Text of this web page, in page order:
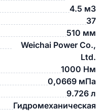
4.5 м3
37
510 мм
Weichai Power Co.,
Ltd.
1000 Нм
0,0669 мПа
9.726 л
Гидромеханическая